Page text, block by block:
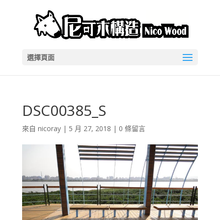
選擇頁面
DSC00385_S
來自 nicoray| 5 月 27, 2018 | 0 條留言